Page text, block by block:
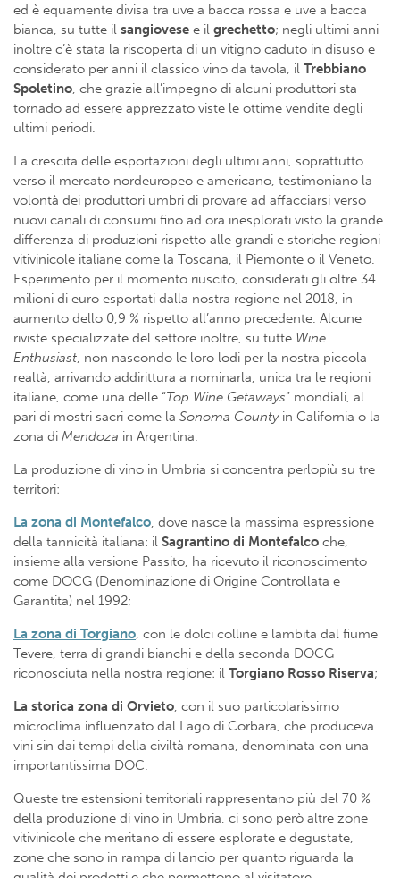
ed è equamente divisa tra uve a bacca rossa e uve a bacca
bianca, su tutte il sangiovese e il grechetto; negli ultimi anni
inoltre c’è stata la riscoperta di un vitigno caduto in disuso e
considerato per anni il classico vino da tavola, il Trebbiano
Spoletino, che grazie all’impegno di alcuni produttori sta
tornado ad essere apprezzato viste le ottime vendite degli
ultimi periodi.
La crescita delle esportazioni degli ultimi anni, soprattutto
verso il mercato nordeuropeo e americano, testimoniano la
volontà dei produttori umbri di provare ad affacciarsi verso
nuovi canali di consumi fino ad ora inesplorati visto la grande
differenza di produzioni rispetto alle grandi e storiche regioni
vitivinicole italiane come la Toscana, il Piemonte o il Veneto.
Esperimento per il momento riuscito, considerati gli oltre 34
milioni di euro esportati dalla nostra regione nel 2018, in
aumento dello 0,9 % rispetto all’anno precedente. Alcune
riviste specializzate del settore inoltre, su tutte Wine
Enthusiast, non nascondo le loro lodi per la nostra piccola
realtà, arrivando addirittura a nominarla, unica tra le regioni
italiane, come una delle “Top Wine Getaways” mondiali, al
pari di mostri sacri come la Sonoma Countyin California o la
zona di Mendoza in Argentina.
La produzione di vino in Umbria si concentra perlopiù su tre
territori:
La zona di Montefalco, dove nasce la massima espressione
della tannicità italiana: il Sagrantino di Montefalco che,
insieme alla versione Passito, ha ricevuto il riconoscimento
come DOCG (Denominazione di Origine Controllata e
Garantita) nel 1992;
La zona di Torgiano, con le dolci colline e lambita dal fiume
Tevere, terra di grandi bianchi e della seconda DOCG
riconosciuta nella nostra regione: il Torgiano Rosso Riserva;
La storica zona di Orvieto, con il suo particolarissimo
microclima influenzato dal Lago di Corbara, che produceva
vini sin dai tempi della civiltà romana, denominata con una
importantissima DOC.
Queste tre estensioni territoriali rappresentano più del 70 %
della produzione di vino in Umbria, ci sono però altre zone
vitivinicole che meritano di essere esplorate e degustate,
zone che sono in rampa di lancio per quanto riguarda la